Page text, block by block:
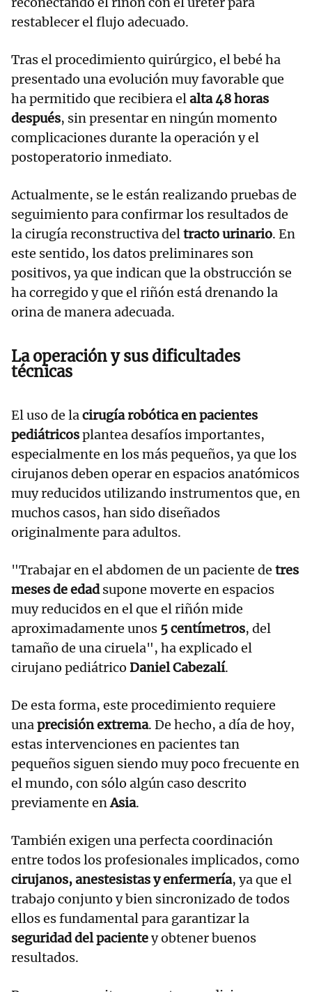
restablecer el flujo adecuado.
Tras el procedimiento quirúrgico, el bebé ha
presentado una evolución muy favorable que
ha permitido que recibiera elalta 48 horas
después, sin presentar en ningún momento
complicaciones durante la operación y el
postoperatorio inmediato.
Actualmente, se le están realizando pruebas de
seguimiento para confirmar los resultados de
la cirugía reconstructiva deltracto urinario. En
este sentido, los datos preliminares son
positivos, ya que indican que la obstrucción se
ha corregido y que el riñón está drenando la
orina de manera adecuada.
La operación y sus dificultades
técnicas
El uso de lacirugía robótica en pacientes
pediátricosplantea desafíos importantes,
especialmente en los más pequeños, ya que los
cirujanos deben operar en espacios anatómicos
muy reducidos utilizando instrumentos que, en
muchos casos, han sido diseñados
originalmente para adultos.
"Trabajar en el abdomen de un paciente de tres
meses de edadsupone moverte en espacios
muy reducidos en el que el riñón mide
aproximadamente unos 5 centímetros, del
tamaño de una ciruela", ha explicado el
cirujano pediátrico Daniel Cabezalí.
De esta forma, este procedimiento requiere
unaprecisión extrema. De hecho, a día de hoy,
estas intervenciones en pacientes tan
pequeños siguen siendo muy poco frecuente en
el mundo, con sólo algún caso descrito
previamente enAsia.
También exigen una perfecta coordinación
entre todos los profesionales implicados, como
cirujanos, anestesistas y enfermería, ya que el
trabajo conjunto y bien sincronizado de todos
ellos es fundamental para garantizar la
seguridad del pacientey obtener buenos
resultados.